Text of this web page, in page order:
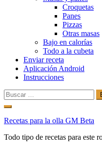
Croquetas
Panes
Pizzas
Otras masas
Bajo en calorías
Todo a la cubeta
Enviar receta
Aplicación Android
Instrucciones
Buscar:
Ir
contenido
Recetas para la olla GM Beta
Todo tipo de recetas para este